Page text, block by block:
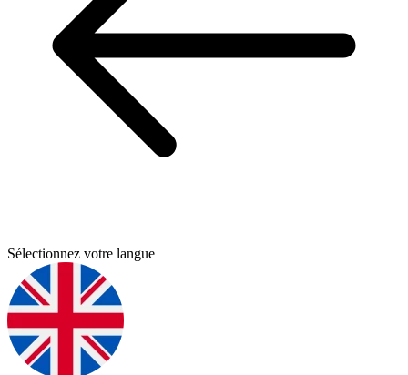
Sélectionnez votre langue